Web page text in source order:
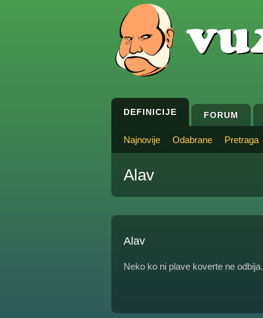
DEFINICIJE FORUM
Najnovije Odabrane Pretraga
Alav
Alav
Neko ko ni plave koverte ne odbija.